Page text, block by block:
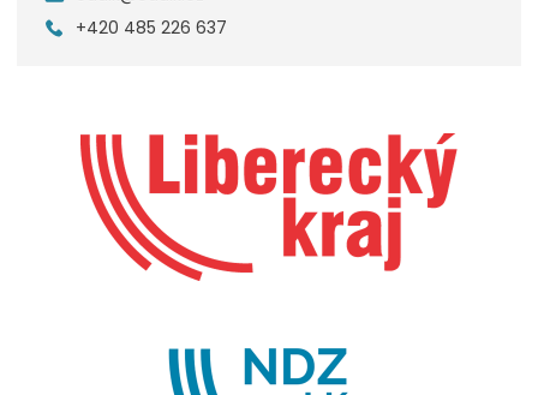
+420 485 226 637